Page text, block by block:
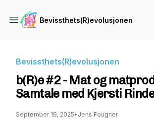
Bevissthets(R)evolusjonen
Bevissthets(R)evolusjonen
b(R)e #2 - Mat og
Samtale med Kjersti
September 19, 2025• Jens Fougner